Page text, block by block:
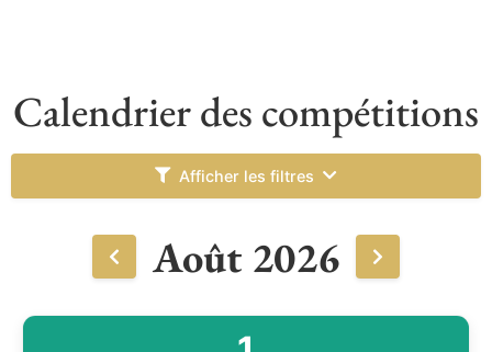
Calendrier des compétitions
Afficher les filtres
Août 2026